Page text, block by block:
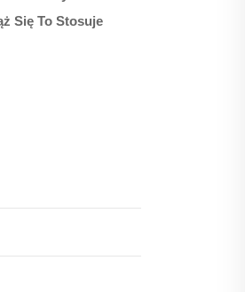
Się To Stosuje